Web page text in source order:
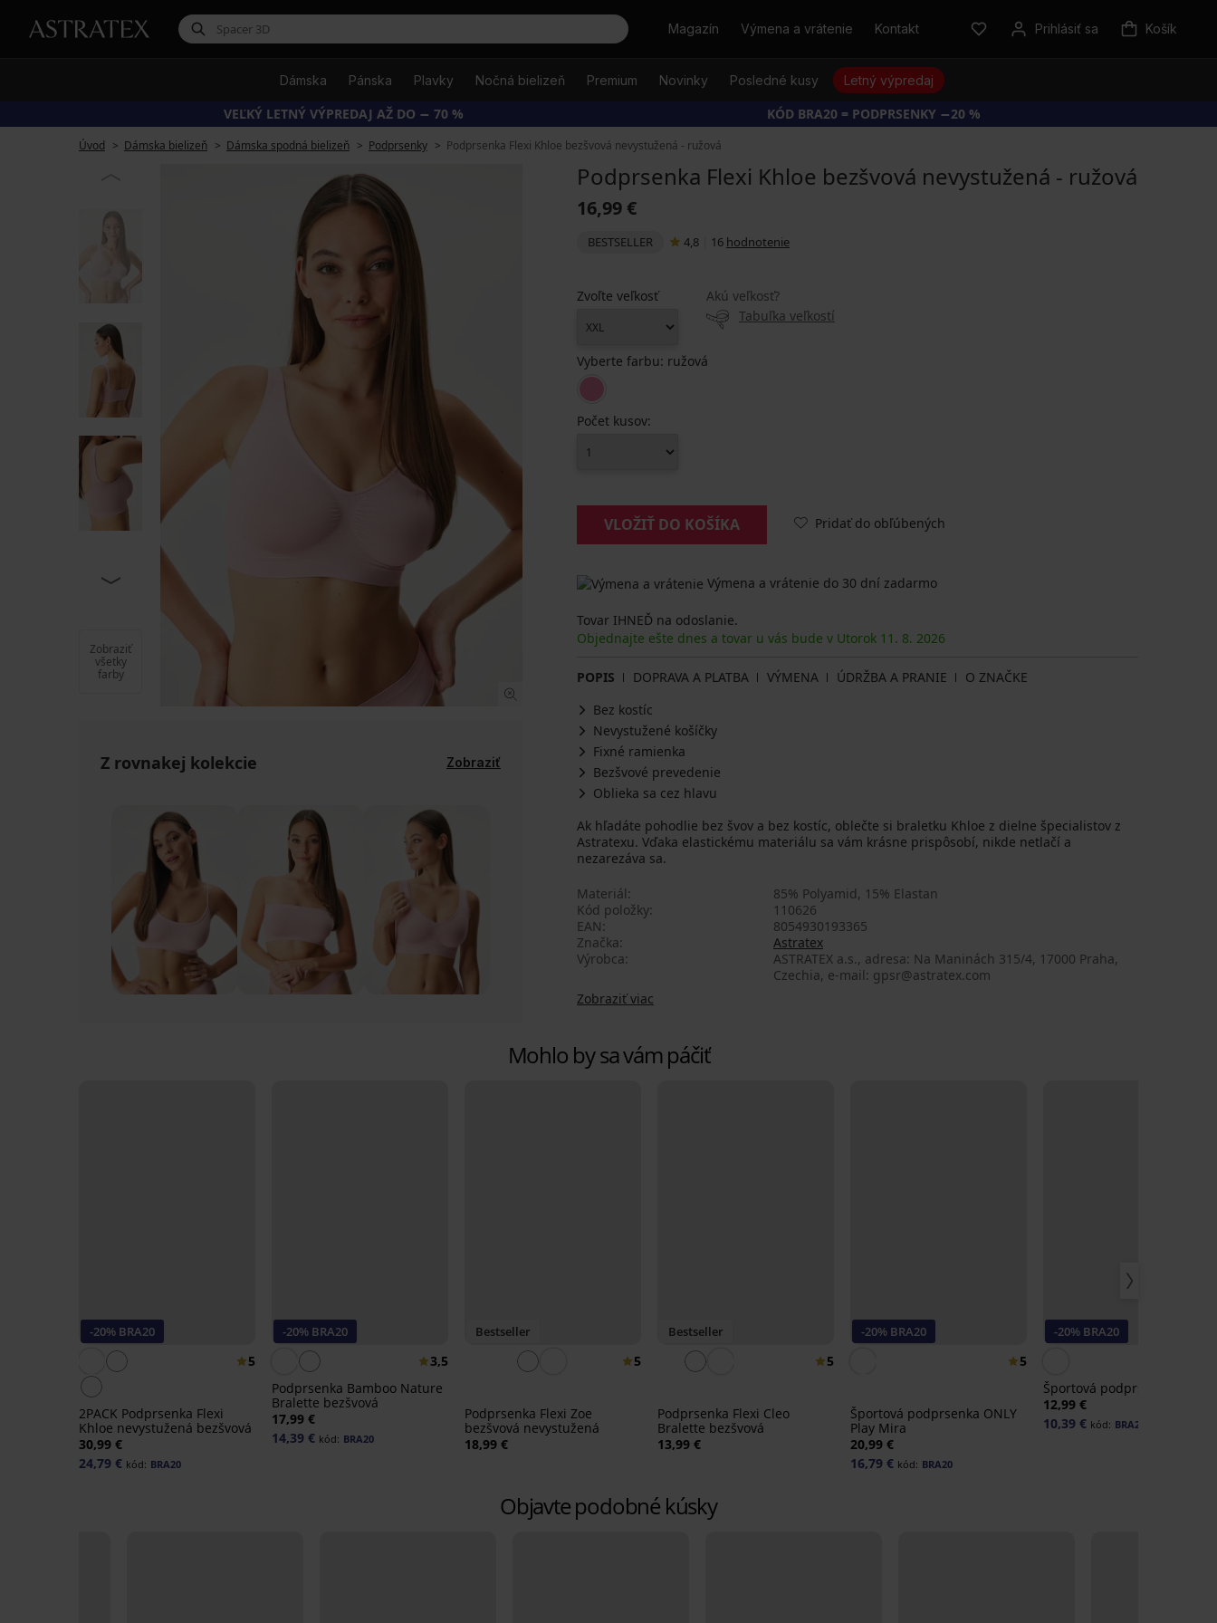
HľadaťMagazín Výmena a vrátenie Kontakt Prihlásiť sa Košík
Dámska Pánska Plavky Nočná bielizeň Premium Novinky Posledné kusy Letný výpredaj
VEĽKÝ LETNÝ VÝPREDAJ AŽ DO − 70 % KÓD BRA20 = PODPRSENKY −20 %
Úvod Dámska bielizeň Dámska spodná bielizeň Podprsenky Podprsenka Flexi Khloe bezšvová nevystužená - ružová
Zobraziť
všetky
farby
Z rovnakej kolekcie Zobraziť
Podprsenka Flexi Khloe bezšvová nevystužená - ružová
16,99 €
BESTSELLER 4,8 16 hodnotenie
Zvoľte veľkosť
Akú veľkosť?
Tabuľka veľkostí
Vyberte farbu: ružová
Počet kusov:
VLOŽIŤ DO KOŠÍKA Pridať do obľúbených
Výmena a vrátenie do 30 dní zadarmo
Tovar IHNEĎ na odoslanie.
Objednajte ešte dnes a tovar u vás bude v Utorok 11. 8. 2026
POPIS DOPRAVA A PLATBA VÝMENA ÚDRŽBA A PRANIE
O ZNAČKE
Bez kostíc
Nevystužené košíčky
Fixné ramienka
Bezšvové prevedenie
Oblieka sa cez hlavu
Ak hľadáte pohodlie bez švov a bez kostíc, oblečte si braletku Khloe z dielne špecialistov z
Astratexu. Vďaka elastickému materiálu sa vám krásne prispôsobí, nikde netlačí a
nezarezáva sa.
Materiál
85% Polyamid, 15% Elastan
Kód položky
110626
EAN
8054930193365
Značka
Astratex
Výrobca
ASTRATEX a.s., adresa: Na Maninách 315/4, 17000 Praha,
Czechia, e-mail: gpsr@astratex.com
Zobraziť viac
Mohlo by sa vám páčiť
-20% BRA20
5
2PACK Podprsenka Flexi
Khloe nevystužená bezšvová
30,99 €
24,79 € kód: BRA20
-20% BRA20
3,5
Podprsenka Bamboo Nature
Bralette bezšvová
17,99 €
14,39 € kód: BRA20
Bestseller
5
Podprsenka Flexi Zoe
bezšvová nevystužená
18,99 €
Bestseller
5
Podprsenka Flexi Cleo
Bralette bezšvová
13,99 €
-20% BRA20
5
Športová podprsenka ONLY
Play Mira
20,99 €
16,79 € kód: BRA20
-20% BRA20
Športová podprsenka Sara
12,99 €
10,39 € kód: BRA20
Objavte podobné kúsky